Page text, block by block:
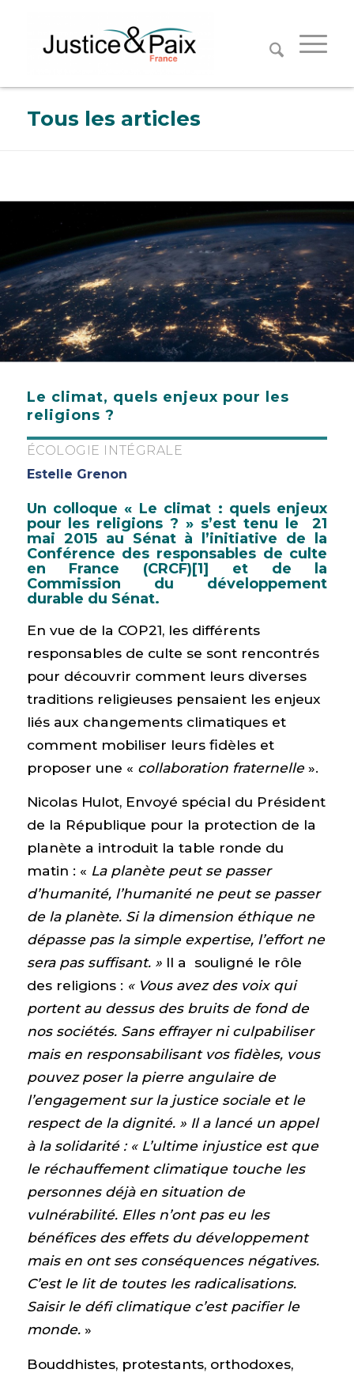
Tous les articles
Le climat, quels enjeux pour les
religions ?
ÉCOLOGIE INTÉGRALE
Estelle Grenon
Un colloque « Le climat : quels enjeux
pour les religions ? » s’est tenu le 21
mai 2015 au Sénat à l’initiative de la
Conférence des responsables de culte
en France (CRCF)[1] et de la
Commission du développement
durable du Sénat.
En vue de la COP21, les différents
responsables de culte se sont rencontrés
pour découvrir comment leurs diverses
traditions religieuses pensaient les enjeux
liés aux changements climatiques et
comment mobiliser leurs fidèles et
proposer une « collaboration fraternelle».
Nicolas Hulot, Envoyé spécial du Président
de la République pour la protection de la
planète a introduit la table ronde du
matin : « La planète peut se passer
d’humanité, l’humanité ne peut se passer
de la planète. Si la dimension éthique ne
dépasse pas la simple expertise, l’effort ne
sera pas suffisant. » Il a souligné le rôle
des religions : « Vous avez des voix qui
portent au dessus des bruits de fond de
nos sociétés. Sans effrayer ni culpabiliser
mais en responsabilisant vos fidèles, vous
pouvez poser la pierre angulaire de
l’engagement sur la justice sociale et le
respect de la dignité. » Il a lancé un appel
à la solidarité: « L’ultime injustice est que
le réchauffement climatique touche les
personnes déjà en situation de
vulnérabilité. Elles n’ont pas eu les
bénéfices des effets du développement
mais en ont ses conséquences négatives.
C’est le lit de toutes les radicalisations.
Saisir le défi climatique c’est pacifier le
monde.»
Bouddhistes, protestants, orthodoxes,